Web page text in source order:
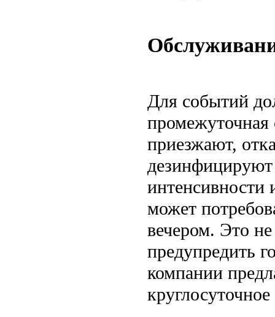
Для событий
промежуточная
приезжают,
дезинфицируют
интенсивности
может
вечером. Это не
предупредить
компании